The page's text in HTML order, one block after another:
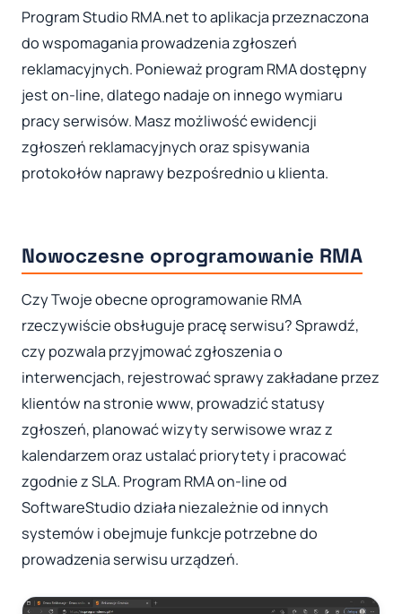
Program Studio RMA.net to aplikacja przeznaczona
do wspomagania prowadzenia zgłoszeń
reklamacyjnych. Ponieważ program RMA dostępny
jest on-line, dlatego nadaje on innego wymiaru
pracy serwisów. Masz możliwość ewidencji
zgłoszeń reklamacyjnych oraz spisywania
protokołów naprawy bezpośrednio u klienta.
Nowoczesne oprogramowanie RMA
Czy Twoje obecne oprogramowanie RMA
rzeczywiście obsługuje pracę serwisu? Sprawdź,
czy pozwala przyjmować zgłoszenia o
interwencjach, rejestrować sprawy zakładane przez
klientów na stronie www, prowadzić statusy
zgłoszeń, planować wizyty serwisowe wraz z
kalendarzem oraz ustalać priorytety i pracować
zgodnie z SLA. Program RMA on-line od
SoftwareStudio działa niezależnie od innych
systemów i obejmuje funkcje potrzebne do
prowadzenia serwisu urządzeń.